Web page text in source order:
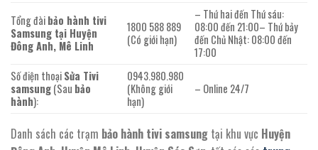
Tổng đàibảo hành tivi
Samsung tại Huyện
Đông Anh, Mê Linh
1800 588 889
(Có giới hạn)
– Thứ hai đến Thứ sáu:
08:00 đến 21:00– Thứ bảy
đến Chủ Nhật: 08:00 đến
17:00
Số điện thoạiSửa Tivi
samsung(Sau bảo
hành):
0943.980.980
(Không giới
hạn)
– Online 24/7
Danh sách các trạm bảo hành tivi samsung tại khu vực Huyện